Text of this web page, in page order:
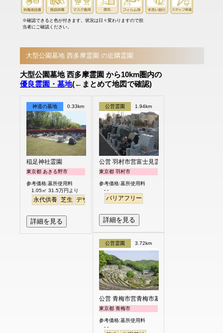
※確認できると色が付きます。状況は日々変わりますので担
当者にご確認ください。
大型公園墓地 西多摩霊園 の近隣霊園
大型公園墓地 西多摩霊園 から10km圏内の
優良霊園・墓地(←まとめて地図で確認)
神道の墓地 0.33km
稲足神社霊園
東京都 あきる野市
参考価格:墓所使用料
1.05㎡ 31.5万円より
永代供養 芝生 デザイン
詳細を見る
公営霊園 1.94km
公営 羽村市営富士見霊園
東京都 羽村市
参考価格:墓所使用料
- -
バリアフリー
詳細を見る
公営霊園 3.72km
公営 青梅市営青梅市墓地公園
東京都 青梅市
参考価格:墓所使用料
- -